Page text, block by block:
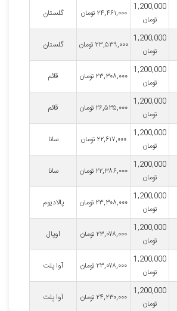
1,200,000
تومان
۲۴,۴۶۱,۰۰۰ تومان گلستان
1,200,000
تومان
۲۳,۵۳۹,۰۰۰ تومان گلستان
1,200,000
تومان
۲۳,۳۰۸,۰۰۰ تومان قائم
1,200,000
تومان
۲۶,۵۳۵,۰۰۰ تومان قائم
1,200,000
تومان
۲۲,۶۱۷,۰۰۰ تومان سانا
1,200,000
تومان
۲۲,۳۸۶,۰۰۰ تومان سانا
1,200,000
تومان
۲۳,۳۰۸,۰۰۰ تومان پالادیوم
1,200,000
تومان
۲۳,۰۷۸,۰۰۰ تومان اوپال
1,200,000
تومان
۲۳,۰۷۸,۰۰۰ تومان آوا پلت
1,200,000
تومان
۲۴,۲۳۰,۰۰۰ تومان آوا پلت